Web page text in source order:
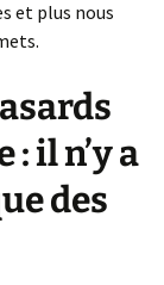
et plus nous
il n’y a
des